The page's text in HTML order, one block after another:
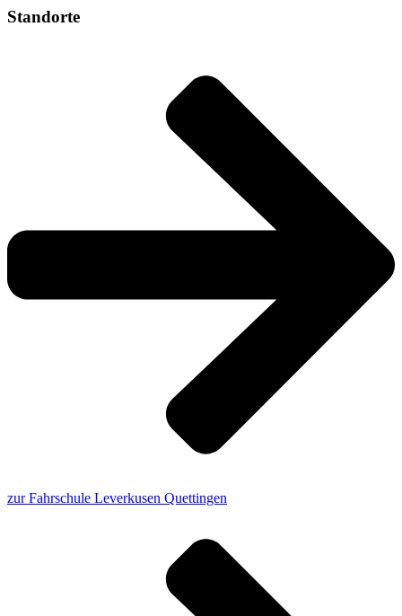
Standorte
zur Fahrschule Leverkusen Quettingen